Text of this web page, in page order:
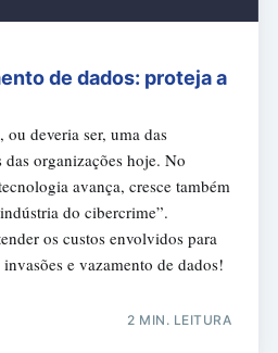
de dados: proteja a
ou deveria ser, uma das
organizações hoje. No
avança, cresce também
do cibercrime”.
os custos envolvidos para
e vazamento de dados!
2 MIN. LEITURA